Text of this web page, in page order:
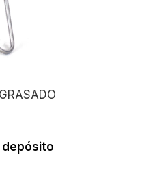
depósito